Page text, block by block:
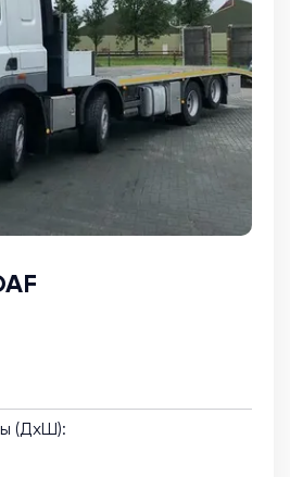
(ДхШ):